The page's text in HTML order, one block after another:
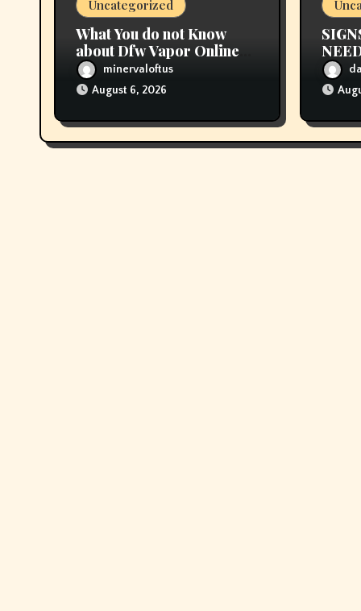
Uncategorized
What You do not Know
about Dfw Vapor Online
Order Could Possibly be
Costing To Greater than
You Suppose
minervaloftus
August 6, 2026